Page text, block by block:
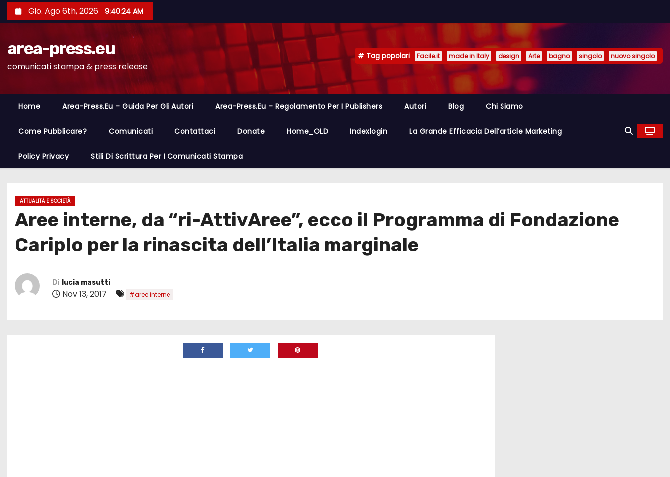
a
Gio. Ago 6th, 2026 9:40:25 AM
area-press.eu
comunicati stampa & press release
Tag popolari Facile.it made in Italy design Arte bagno singolo nuovo singolo
Home Area-Press.eu – Guida Per Gli Autori Area-Press.eu – Regolamento Per I Publishers Autori Blog Chi Siamo
Come Pubblicare? Comunicati Contattaci Donate Home_OLD Indexlogin La Grande Efficacia Dell’article Marketing
Policy Privacy Stili Di Scrittura Per I Comunicati Stampa
ATTUALITÀ E SOCIETÀ
Aree interne, da “ri-AttivAree”, ecco il Programma di Fondazione
Cariplo per la rinascita dell’Italia marginale
Di lucia masutti
Nov 13, 2017 #aree interne